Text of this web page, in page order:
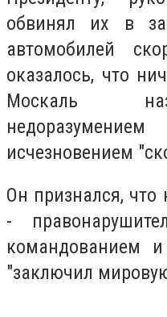
обвинял их в
автомобилей
оказалось, что
Москаль
исчезновением
Он признался,
-
командованием
"заключил